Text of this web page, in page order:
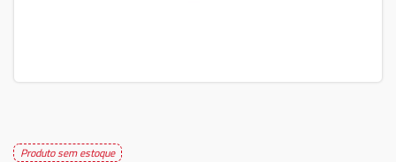
Produto sem estoque